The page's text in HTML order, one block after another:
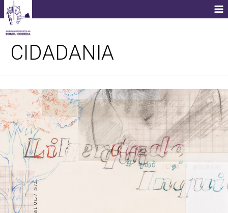
CIDADANIA